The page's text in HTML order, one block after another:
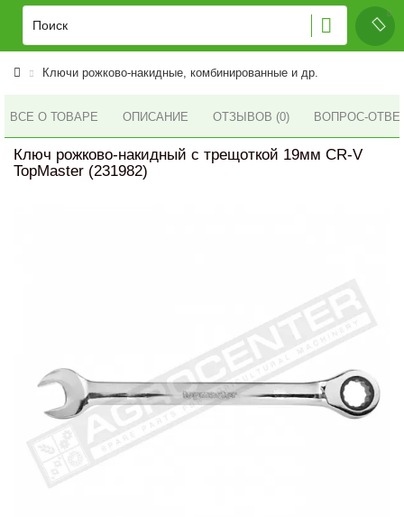
Ключи рожково-накидные, комбинированные и др.
ВСЕ О ТОВАРЕ ОПИСАНИЕ ОТЗЫВОВ (0) ВОПРОС-
Ключ рожково-накидный с трещоткой 19мм CR-V
TopMaster (231982)